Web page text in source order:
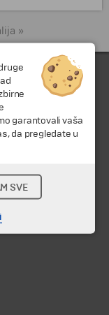
»
garantovali vaša
da pregledate u
SVE